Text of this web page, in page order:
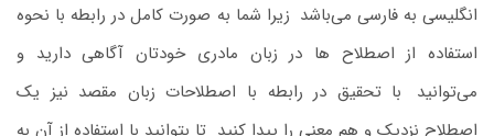
انگلیسی به فارسی می‌باشد زیرا شما به‌ صورت کامل در رابطه با نحوه
استفاده از اصطلاح ‌ها در زبان مادری خودتان آگاهی دارید و
می‌توانید
با تحقیق در رابطه با اصطلاحات زبان مقصد نیز یک
اصطلاح نزدیک و هم ‌معنی را پیدا کنید تا بتوانید با استفاده از آن به